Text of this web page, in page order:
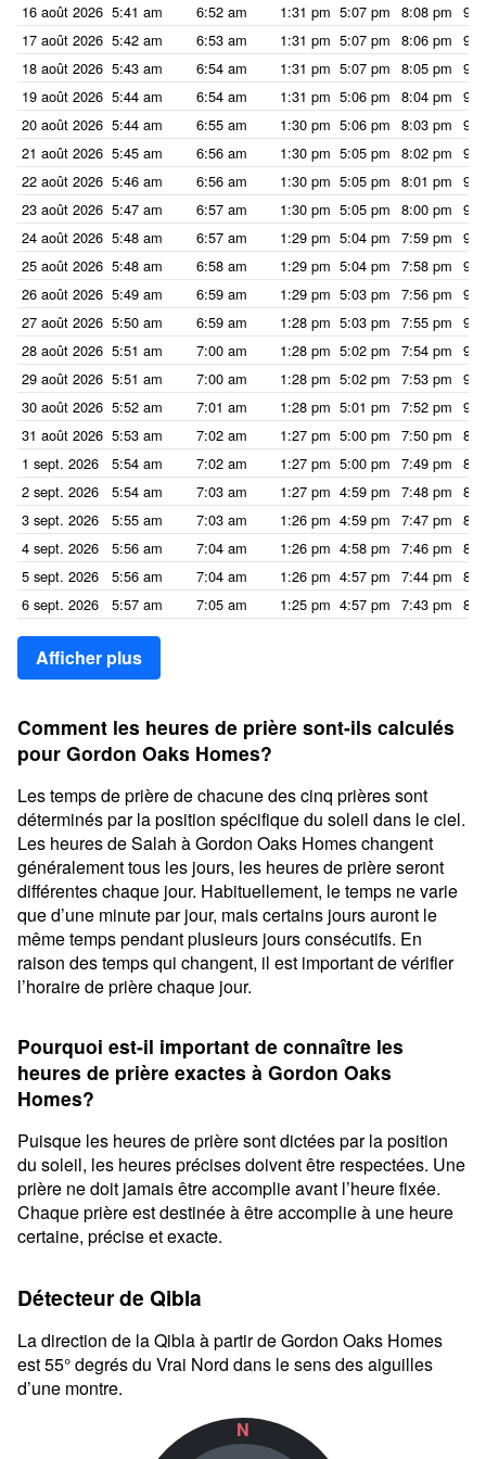
16 août 2026 5:41 am 6:52 am 1:31 pm 5:07 pm 8:08 pm
17 août 2026 5:42 am 6:53 am 1:31 pm 5:07 pm 8:06 pm
18 août 2026 5:43 am 6:54 am 1:31 pm 5:07 pm 8:05 pm
19 août 2026 5:44 am 6:54 am 1:31 pm 5:06 pm 8:04 pm
20 août 2026 5:44 am 6:55 am 1:30 pm 5:06 pm 8:03 pm
21 août 2026 5:45 am 6:56 am 1:30 pm 5:05 pm 8:02 pm
22 août 2026 5:46 am 6:56 am 1:30 pm 5:05 pm 8:01 pm
23 août 2026 5:47 am 6:57 am 1:30 pm 5:05 pm 8:00 pm
24 août 2026 5:48 am 6:57 am 1:29 pm 5:04 pm 7:59 pm
25 août 2026 5:48 am 6:58 am 1:29 pm 5:04 pm 7:58 pm
26 août 2026 5:49 am 6:59 am 1:29 pm 5:03 pm 7:56 pm
27 août 2026 5:50 am 6:59 am 1:28 pm 5:03 pm 7:55 pm
28 août 2026 5:51 am 7:00 am 1:28 pm 5:02 pm 7:54 pm
29 août 2026 5:51 am 7:00 am 1:28 pm 5:02 pm 7:53 pm
30 août 2026 5:52 am 7:01 am 1:28 pm 5:01 pm 7:52 pm
31 août 2026 5:53 am 7:02 am 1:27 pm 5:00 pm 7:50 pm
1 sept. 2026
5:54 am 7:02 am 1:27 pm 5:00 pm 7:49 pm
2 sept. 2026
5:54 am 7:03 am 1:27 pm 4:59 pm 7:48 pm
3 sept. 2026
5:55 am 7:03 am 1:26 pm 4:59 pm 7:47 pm
4 sept. 2026
5:56 am 7:04 am 1:26 pm 4:58 pm 7:46 pm
5 sept. 2026
5:56 am 7:04 am 1:26 pm 4:57 pm 7:44 pm
6 sept. 2026
5:57 am 7:05 am 1:25 pm 4:57 pm 7:43 pm
Afficher plus
Comment les heures de prière sont-ils calculés
pour Gordon Oaks Homes?
Les temps de prière de chacune des cinq prières sont
déterminés par la position spécifique du soleil dans le ciel.
Les heures de Salah à Gordon Oaks Homes changent
généralement tous les jours, les heures de prière seront
différentes chaque jour. Habituellement, le temps ne varie
que d’une minute par jour, mais certains jours auront le
même temps pendant plusieurs jours consécutifs. En
raison des temps qui changent, il est important de vérifier
l’horaire de prière chaque jour.
Pourquoi est-il important de connaître les
heures de prière exactes à Gordon Oaks
Homes?
Puisque les heures de prière sont dictées par la position
du soleil, les heures précises doivent être respectées. Une
prière ne doit jamais être accomplie avant l’heure fixée.
Chaque prière est destinée à être accomplie à une heure
certaine, précise et exacte.
Détecteur de Qibla
La direction de la Qibla à partir de Gordon Oaks Homes
est 55° degrés du Vrai Nord dans le sens des aiguilles
d’une montre.
N